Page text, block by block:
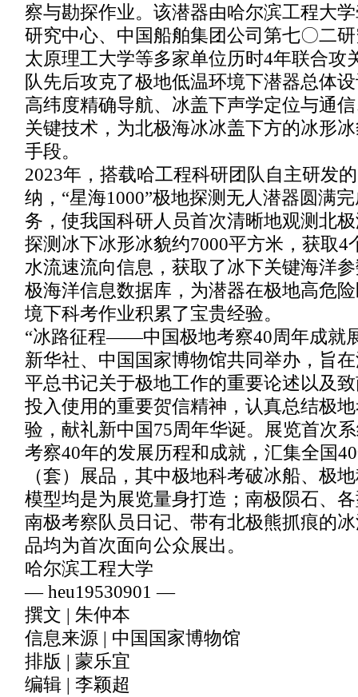
察与勘探作业。该潜器由哈尔滨工程大
研究中心、中国船舶集团公司第七〇二
太原理工大学等多家单位历时4年联合攻
队先后攻克了极地低温环境下潜器总体
高纬度精确导航、冰盖下声学定位与通
关键技术，为北极海冰冰盖下方的冰形
手段。
2023年，搭载哈工程科研团队自主研发
纳，“星海1000”极地探测无人潜器圆满
务，使我国科研人员首次清晰地观测北
探测冰下冰形冰貌约7000平方米，获取4
水流速流向信息，获取了冰下关键海洋
极海洋信息数据库，为潜器在极地高危
境下科考作业积累了宝贵经验。
“冰路征程——中国极地考察40周年成就
新华社、中国国家博物馆共同举办，旨
平总书记关于极地工作的重要论述以及
投入使用的重要贺信精神，认真总结极
验，献礼新中国75周年华诞。展览首次
考察40年的发展历程和成就，汇集全国
（套）展品，其中极地科考破冰船、极
模型均是为展览量身打造；南极陨石、
南极考察队员日记、带有北极熊抓痕的
品均为首次面向公众展出。
哈尔滨工程大学
— heu19530901 —
撰文 | 朱仲本
信息来源 | 中国国家博物馆
排版 | 蒙乐宜
编辑 | 李颖超